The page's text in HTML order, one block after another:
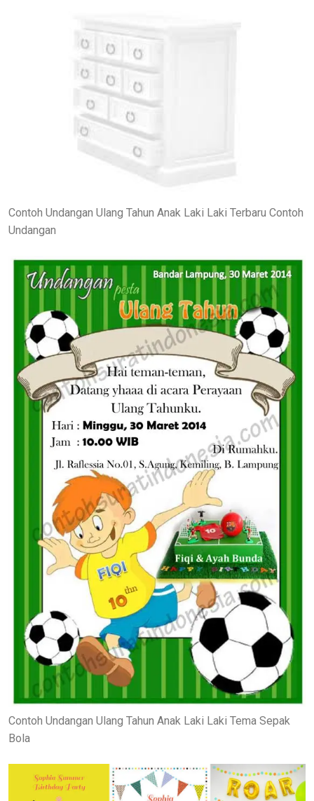
Contoh Undangan Ulang Tahun Anak Laki Laki Terbaru Contoh
Undangan
Contoh Undangan Ulang Tahun Anak Laki Laki Tema Sepak
Bola